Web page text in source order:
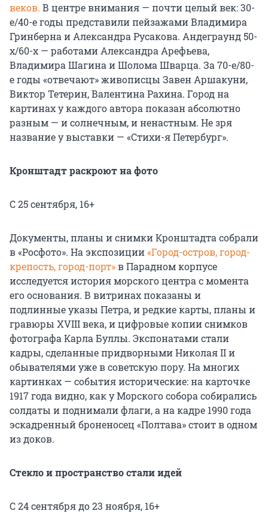
веков. В центре внимания — почти целый век: 30-
е/40-е годы представили пейзажами Владимира
Гринберна и Александра Русакова. Андеграунд 50-
х/60-х — работами Александра Арефьева,
Владимира Шагина и Шолома Шварца. За 70-е/80-
е годы «отвечают» живописцы Завен Аршакуни,
Виктор Тетерин, Валентина Рахина. Город на
картинах у каждого автора показан абсолютно
разным — и солнечным, и ненастным. Не зря
название у выставки — «Стихи-я Петербург».
Кронштадт раскроют на фото
С 25 сентября, 16+
Документы, планы и снимки Кронштадта собрали
в «Росфото». На экспозиции«Город-остров, город-
крепость, город-порт»в Парадном корпусе
исследуется история морского центра с момента
его основания. В витринах показаны и
подлинные указы Петра, и редкие карты, планы и
гравюры XVIII века, и цифровые копии снимков
фотографа Карла Буллы. Экспонатами стали
кадры, сделанные придворными Николая II и
обывателями уже в советскую пору. На многих
картинках — события исторические: на карточке
1917 года видно, как у Морского собора собирались
солдаты и поднимали флаги, а на кадре 1990 года
эскадренный броненосец «Полтава» стоит в одном
из доков.
Стекло и пространство стали идей
С 24 сентября до 23 ноября, 16+